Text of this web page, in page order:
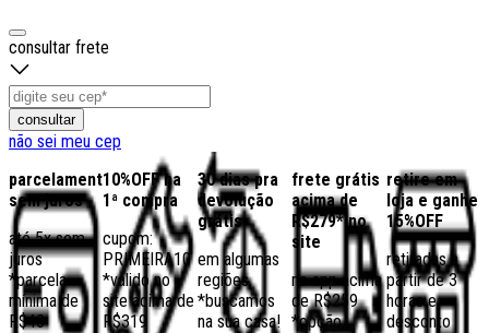
consultar frete
consultar
não sei meu cep
parcelamento
sem juros
até 5x sem
juros
*parcela
mínima de
R$40
10%OFF na
1ª compra
cupom:
PRIMEIRA10
*válido no
site acima de
R$319
30 dias pra
devolução
grátis
em algumas
regiões,
*buscamos
na sua casa!
frete grátis
acima de
R$279* no
site
no app acima
de R$259
*opção
retire em
loja e ganhe
15%OFF
retiradas a
partir de 3
horas e
desconto